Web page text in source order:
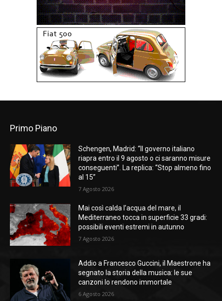
Primo Piano
Schengen, Madrid: “Il governo italiano
riapra entro il 9 agosto o ci saranno misure
conseguenti”. La replica: “Stop almeno fino
al 15”
7 Agosto 2026
Mai così calda l’acqua del mare, il
Mediterraneo tocca in superficie 33 gradi:
possibili eventi estremi in autunno
7 Agosto 2026
Addio a Francesco Guccini, il Maestrone ha
segnato la storia della musica: le sue
canzoni lo rendono immortale
6 Agosto 2026